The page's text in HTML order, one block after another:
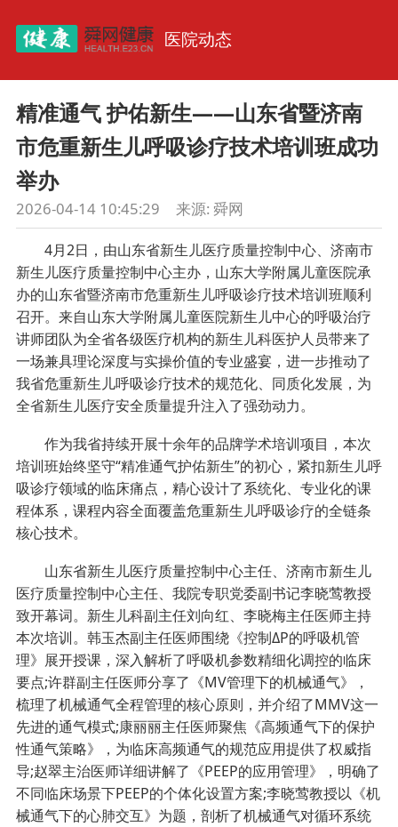
医院动态
精准通气 护佑新生——山东省暨济南
市危重新生儿呼吸诊疗技术培训班成功
举办
2026-04-14 10:45:29 来源: 舜网
4月2日，由山东省新生儿医疗质量控制中心、济南市
新生儿医疗质量控制中心主办，山东大学附属儿童医院承
办的山东省暨济南市危重新生儿呼吸诊疗技术培训班顺利
召开。来自山东大学附属儿童医院新生儿中心的呼吸治疗
讲师团队为全省各级医疗机构的新生儿科医护人员带来了
一场兼具理论深度与实操价值的专业盛宴，进一步推动了
我省危重新生儿呼吸诊疗技术的规范化、同质化发展，为
全省新生儿医疗安全质量提升注入了强劲动力。
作为我省持续开展十余年的品牌学术培训项目，本次
培训班始终坚守“精准通气护佑新生”的初心，紧扣新生儿呼
吸诊疗领域的临床痛点，精心设计了系统化、专业化的课
程体系，课程内容全面覆盖危重新生儿呼吸诊疗的全链条
核心技术。
山东省新生儿医疗质量控制中心主任、济南市新生儿
医疗质量控制中心主任、我院专职党委副书记李晓莺教授
致开幕词。新生儿科副主任刘向红、李晓梅主任医师主持
本次培训。韩玉杰副主任医师围绕《控制ΔP的呼吸机管
理》展开授课，深入解析了呼吸机参数精细化调控的临床
要点;许群副主任医师分享了《MV管理下的机械通气》，
梳理了机械通气全程管理的核心原则，并介绍了MMV这一
先进的通气模式;康丽丽主任医师聚焦《高频通气下的保护
性通气策略》，为临床高频通气的规范应用提供了权威指
导;赵翠主治医师详细讲解了《PEEP的应用管理》，明确了
不同临床场景下PEEP的个体化设置方案;李晓莺教授以《机
械通气下的心肺交互》为题，剖析了机械通气对循环系统